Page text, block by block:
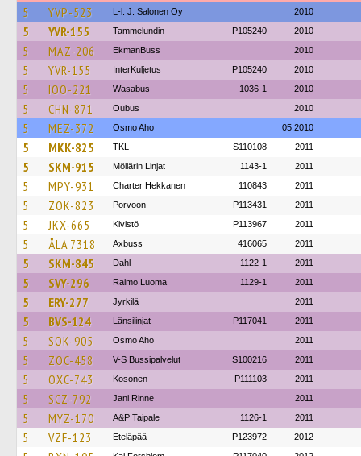
5 YVP-523 L-l. J. Salonen Oy 2010
5 YVR-155 Tammelundin P105240 2010
5 MAZ-206 EkmanBuss 2010
5 YVR-155 InterKuljetus P105240 2010
5 IOO-221 Wasabus 1036-1 2010
5 CHN-871 Oubus 2010
5 MEZ-372 Osmo Aho 05.2010
5 MKK-825 TKL S110108 2011
5 SKM-915 Möllärin Linjat 1143-1 2011
5 MPY-931 Charter Hekkanen 110843 2011
5 ZOK-823 Porvoon P113431 2011
5 JKX-665 Kivistö P113967 2011
5 ÅLA 7318 Axbuss 416065 2011
5 SKM-845 Dahl 1122-1 2011
5 SVY-296 Raimo Luoma 1129-1 2011
5 ERY-277 Jyrkilä 2011
5 BVS-124 Länsilinjat P117041 2011
5 SOK-905 Osmo Aho 2011
5 ZOC-458 V-S Bussipalvelut S100216 2011
5 OXC-743 Kosonen P111103 2011
5 SCZ-792 Jani Rinne 2011
5 MYZ-170 A&P Taipale 1126-1 2011
5 VZF-123 Eteläpää P123972 2012